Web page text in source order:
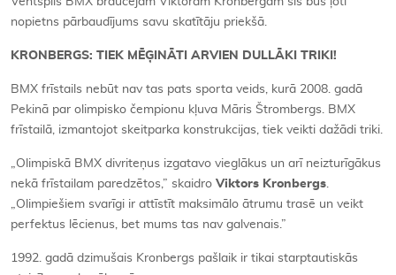
nopietns pārbaudījums savu skatītāju priekšā.
KRONBERGS: TIEK MĒĢINĀTI ARVIEN DULLĀKI TRIKI!
BMX frīstails nebūt nav tas pats sporta veids, kurā 2008. gadā
Pekinā par olimpisko čempionu kļuva Māris Štrombergs. BMX
frīstailā, izmantojot skeitparka konstrukcijas, tiek veikti dažādi triki.
„Olimpiskā BMX divriteņus izgatavo vieglākus un arī neizturīgākus
nekā frīstailam paredzētos,” skaidro Viktors Kronbergs.
„Olimpiešiem svarīgi ir attīstīt maksimālo ātrumu trasē un veikt
perfektus lēcienus, bet mums tas nav galvenais.”
1992. gadā dzimušais Kronbergs pašlaik ir tikai starptautiskās